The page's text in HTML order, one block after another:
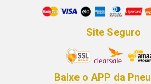
Site Seguro
Baixe o APP da